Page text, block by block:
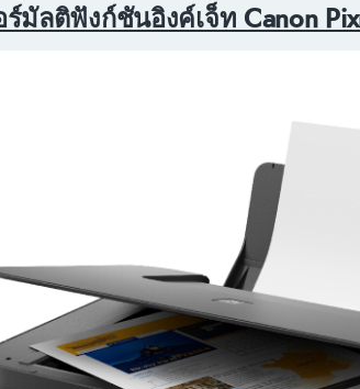
ร์มัลติฟังก์ชันอิงค์เจ็ท Canon